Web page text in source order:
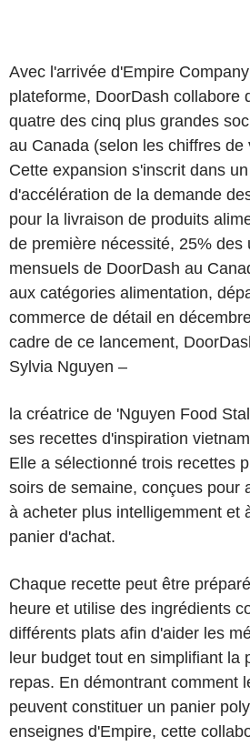
Avec l'arrivée d'Empire
plateforme, DoorDash collabore
quatre des cinq plus grandes
au Canada (selon les chiffres de
Cette expansion s'inscrit dans
d'accélération de la demande
pour la livraison de produits
de première nécessité, 25% des
mensuels de DoorDash au
aux catégories alimentation,
commerce de détail en
cadre de ce lancement,
Sylvia Nguyen –
la créatrice de 'Nguyen Food
ses recettes d'inspiration
Elle a sélectionné trois recettes
soirs de semaine, conçues pour
à acheter plus intelligemment et
panier d'achat.
Chaque recette peut être
heure et utilise des ingrédients
différents plats afin d'aider les
leur budget tout en simplifiant la
repas. En démontrant comment
peuvent constituer un panier
enseignes d'Empire, cette